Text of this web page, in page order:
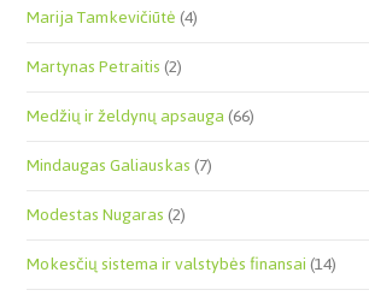
Marija Tamkevičiūtė(4)
Martynas Petraitis(2)
Medžių ir želdynų apsauga(66)
Mindaugas Galiauskas(7)
Modestas Nugaras(2)
Mokesčių sistema ir valstybės finansai(14)